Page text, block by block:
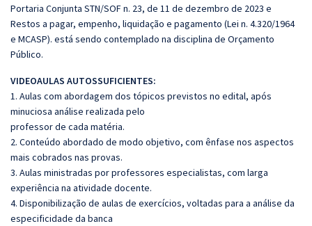
Portaria Conjunta STN/SOF n. 23, de 11 de dezembro de 2023 e
Restos a pagar, empenho, liquidação e pagamento (Lei n. 4.320/1964
e MCASP). está sendo contemplado na disciplina de Orçamento
Público.
VIDEOAULAS AUTOSSUFICIENTES:
1. Aulas com abordagem dos tópicos previstos no edital, após
minuciosa análise realizada pelo
professor de cada matéria.
2. Conteúdo abordado de modo objetivo, com ênfase nos aspectos
mais cobrados nas provas.
3. Aulas ministradas por professores especialistas, com larga
experiência na atividade docente.
4. Disponibilização de aulas de exercícios, voltadas para a análise da
especificidade da banca